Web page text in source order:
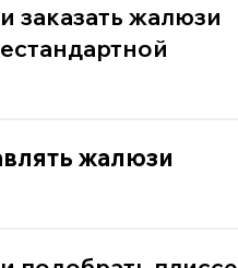
заказать жалюзи
жалюзи